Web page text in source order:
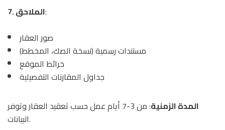
7. الملاحق:
صور العقار
مستندات رسمية (نسخة الصك، المخطط)
خرائط الموقع
جداول المقارنات التفصيلية
المدة الزمنية
: من 3-7 أيام عمل حسب تعقيد العقار وتوفر
البيانات.